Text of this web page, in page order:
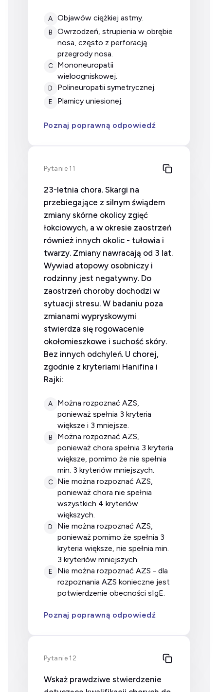
A objawów ciężkiej astmy.
B
owrzodzeń, strupienia w obrębie
nosa, często z perforacją
przegrody nosa.
C
mononeuropatii
wieloogniskowej.
D polineuropatii symetrycznej.
E plamicy uniesionej.
Poznaj poprawną odpowiedź
Pytanie 11
23-letnia chora. Skargi na
przebiegające z silnym świądem
zmiany skórne okolicy zgięć
łokciowych, a w okresie zaostrzeń
również innych okolic - tułowia i
twarzy. Zmiany nawracają od 3 lat.
Wywiad atopowy osobniczy i
rodzinny jest negatywny. Do
zaostrzeń choroby dochodzi w
sytuacji stresu. W badaniu poza
zmianami wypryskowymi
stwierdza się rogowacenie
okołomieszkowe i suchość skóry.
Bez innych odchyleń. U chorej,
zgodnie z kryteriami Hanifina i
Rajki:
A
można rozpoznać AZS,
ponieważ spełnia 3 kryteria
większe i 3 mniejsze.
B
można rozpoznać AZS,
ponieważ chora spełnia 3 kryteria
większe, pomimo że nie spełnia
min. 3 kryteriów mniejszych.
C
nie można rozpoznać AZS,
ponieważ chora nie spełnia
wszystkich 4 kryteriów
większych.
D
nie można rozpoznać AZS,
ponieważ pomimo że spełnia 3
kryteria większe, nie spełnia min.
3 kryteriów mniejszych.
E
nie można rozpoznać AZS - dla
rozpoznania AZS konieczne jest
potwierdzenie obecności sIgE.
Poznaj poprawną odpowiedź
Pytanie 12
Wskaż prawdziwe stwierdzenie